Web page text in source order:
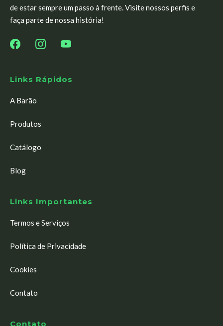
de estar sempre um passo à frente. Visite nossos perfis e
faça parte de nossa história!
Links Rápidos
A Barão
Produtos
Catálogo
Blog
Links Importantes
Termos e Serviços
Política de Privacidade
Cookies
Contato
Contato